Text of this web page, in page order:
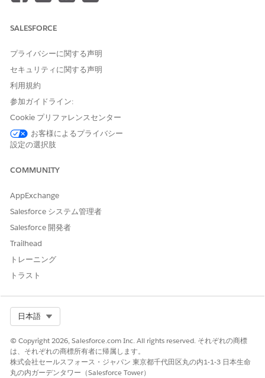
SALESFORCE
プライバシーに関する声明
セキュリティに関する声明
利用規約
参加ガイドライン:
Cookie プリファレンスセンター
お客様によるプライバシー
設定の選択肢
COMMUNITY
AppExchange
Salesforce システム管理者
Salesforce 開発者
Trailhead
トレーニング
トラスト
日本語
© Copyright 2026, Salesforce.com Inc. All rights reserved. それぞれの商標
は、それぞれの商標所有者に帰属します。
株式会社セールスフォース・ジャパン 東京都千代田区丸の内1-1-3 日本生命
丸の内ガーデンタワー（Salesforce Tower）